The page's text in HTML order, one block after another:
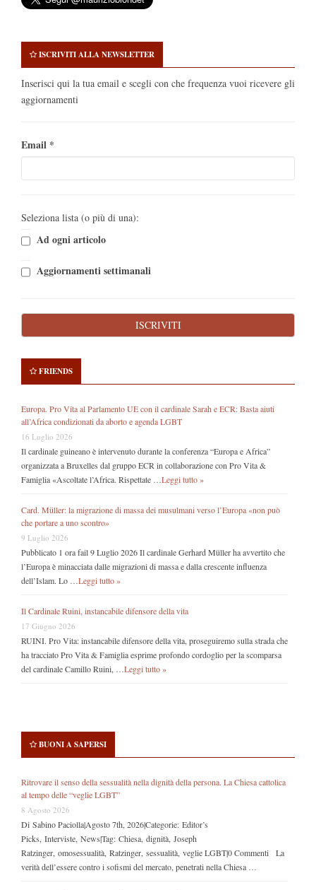
ISCRIVITI ALLA NEWSLETTER
Inserisci qui la tua email e scegli con che frequenza vuoi ricevere gli
aggiornamenti
Email *
Seleziona lista (o più di una):
Ad ogni articolo
Aggiornamenti settimanali
FRIENDS
Europa. Pro Vita al Parlamento UE con il cardinale Sarah e ECR: Basta aiuti
all’Africa condizionati da aborto e agenda LGBT
16 Luglio 2026
Il cardinale guineano è intervenuto durante la conferenza “Europa e Africa”
organizzata a Bruxelles dal gruppo ECR in collaborazione con Pro Vita &
Famiglia «Ascoltate l’Africa. Rispettate … Leggi tutto »
Card. Müller: la migrazione di massa dei musulmani verso l’Europa «non può
che portare a uno scontro»
9 Luglio 2026
Pubblicato 1 ora fail 9 Luglio 2026 Il cardinale Gerhard Müller ha avvertito che
l’Europa è minacciata dalle migrazioni di massa e dalla crescente influenza
dell’Islam. Lo … Leggi tutto »
Il Cardinale Ruini, instancabile difensore della vita
17 Giugno 2026
RUINI. Pro Vita: instancabile difensore della vita, proseguiremo sulla strada che
ha tracciato Pro Vita & Famiglia esprime profondo cordoglio per la scomparsa
del cardinale Camillo Ruini, … Leggi tutto »
BUONI A SAPERSI
Ritrovare il senso della sessualità nella dignità della persona. La Chiesa cattolica
al tempo delle “veglie LGBT”
8 Agosto 2026
Di Sabino Paciolla|Agosto 7th, 2026|Categorie: Editor’s
Picks, Interviste, News|Tag: Chiesa, dignità, Joseph
Ratzinger, omosessualità, Ratzinger, sessualità, veglie LGBT|0 Commenti La
verità dell’essere contro i sofismi del mercato, penetrati nella Chiesa …